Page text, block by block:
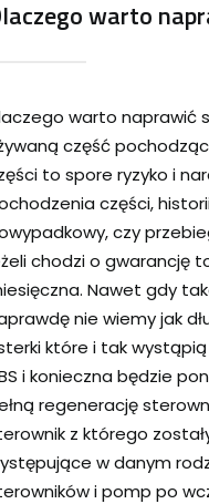
warto
warto naprawić
część
to spore ryzyko i
części,
czy
chodzi o gwarancję
Nawet gdy
nie wiemy jak
które i tak
i konieczna będzie
regenerację
z którego
w danym
i pomp po